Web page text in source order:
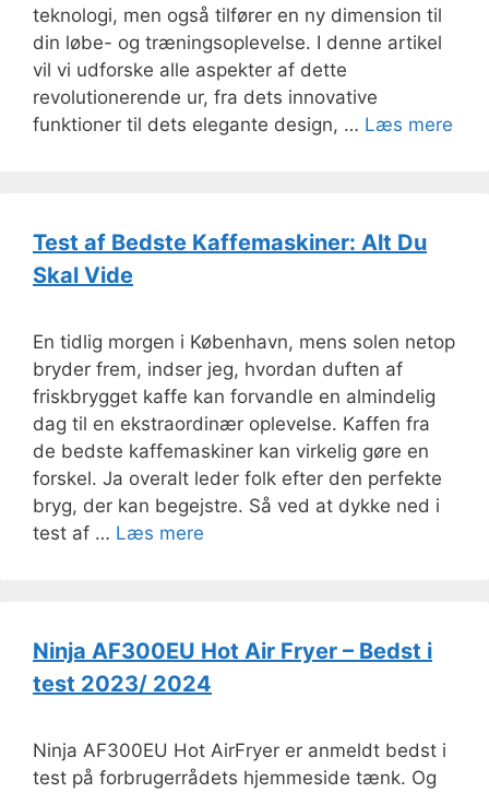
teknologi, men også tilfører en ny dimension til
din løbe- og træningsoplevelse. I denne artikel
vil vi udforske alle aspekter af dette
revolutionerende ur, fra dets innovative
funktioner til dets elegante design, … Læs mere
Test af Bedste Kaffemaskiner: Alt Du
Skal Vide
En tidlig morgen i København, mens solen netop
bryder frem, indser jeg, hvordan duften af
friskbrygget kaffe kan forvandle en almindelig
dag til en ekstraordinær oplevelse. Kaffen fra
de bedste kaffemaskiner kan virkelig gøre en
forskel. Ja overalt leder folk efter den perfekte
bryg, der kan begejstre. Så ved at dykke ned i
test af … Læs mere
Ninja AF300EU Hot Air Fryer – Bedst i
test 2023/ 2024
Ninja AF300EU Hot AirFryer er anmeldt bedst i
test på forbrugerrådets hjemmeside tænk. Og